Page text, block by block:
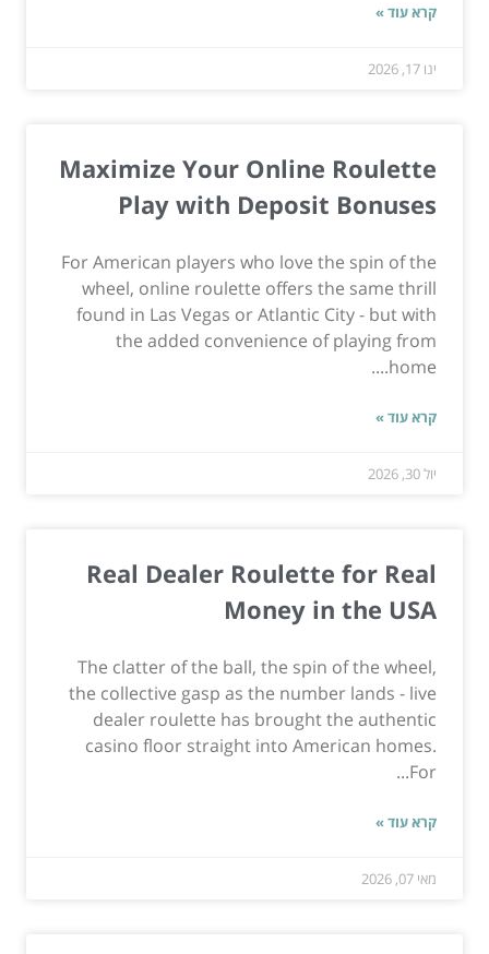
קרא עוד »
ינו 17, 2026
Maximize Your Online Roulette
Play with Deposit Bonuses
For American players who love the spin of the
wheel, online roulette offers the same thrill
found in Las Vegas or Atlantic City - but with
the added convenience of playing from
home....
קרא עוד »
יול 30, 2026
Real Dealer Roulette for Real
Money in the USA
The clatter of the ball, the spin of the wheel,
the collective gasp as the number lands - live
dealer roulette has brought the authentic
casino floor straight into American homes.
For...
קרא עוד »
מאי 07, 2026